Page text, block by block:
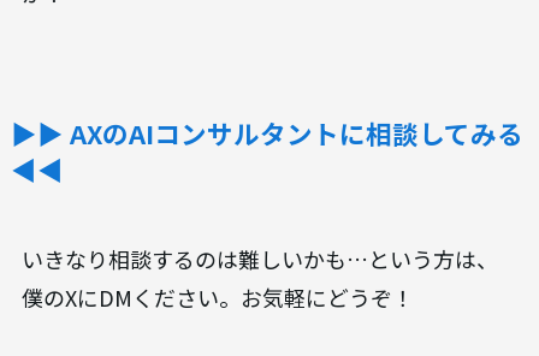
▶︎▶︎ AXのAIコンサルタントに相談してみる
◀◀
いきなり相談するのは難しいかも…という方は、
僕のXにDMください。お気軽にどうぞ！